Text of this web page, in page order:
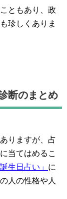
ともあり、政
珍しくありま
断のまとめ
りますが、占
当てはめるこ
誕生日占い」 に
人の性格や人